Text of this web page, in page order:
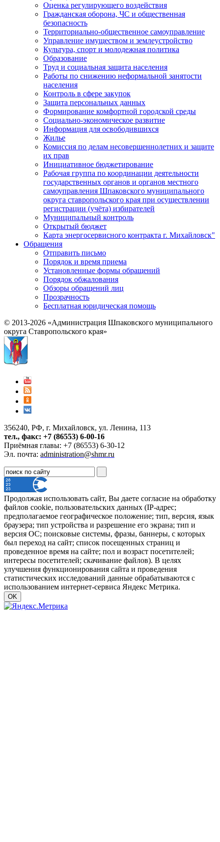
Оценка регулирующего воздействия
Гражданская оборона, ЧС и общественная
безопасность
Территориально-общественное самоуправление
Управление имуществом и землеустройство
Культура, спорт и молодежная политика
Образование
Труд и социальная защита населения
Работы по снижению неформальной занятости
населения
Контроль в сфере закупок
Защита персональных данных
Формирование комфортной городской среды
Социально-экономическое развитие
Информация для освободившихся
Жилье
Комиссия по делам несовершеннолетних и защите
их прав
Инициативное бюджетирование
Рабочая группа по координации деятельности
государственных органов и органов местного
самоуправления Шпаковского муниципального
округа ставропольского края при осуществлении
регистрации (учёта) избирателей
Муниципальный контроль
Открытый бюджет
Карта энергосервисного контракта г. Михайловск"
Обращения
Отправить письмо
Порядок и время приема
Установленные формы обращений
Порядок обжалования
Обзоры обращений лиц
Прозрачность
Бесплатная юридическая помощь
© 2013-2026 «Администрация Шпаковского муниципального
округа Ставропольского края»
356240, РФ, г. Михайловск, ул. Ленина, 113
тел., факс: +7 (86553) 6-00-16
Приёмная главы: +7 (86553) 6-30-12
Эл. почта: administration@shmr.ru
Продолжая использовать сайт, Вы даете согласие на обработку
файлов cookie, пользовательских данных (IP-адрес;
предполагаемое географическое положение; тип, версия, язык
браузера; тип устройства и разрешение его экрана; тип и
версия ОС; поисковые системы, фразы, баннеры, с которых
был переход на сайт; список посещенных страниц и
проведенное время на сайте; пол и возраст посетителей;
интересы посетителей; скачивание файлов). В целях
улучшения функционирования сайта и проведения
статистических исследований данные обрабатываются с
использованием интернет-сервиса Яндекс Метрика.
OK